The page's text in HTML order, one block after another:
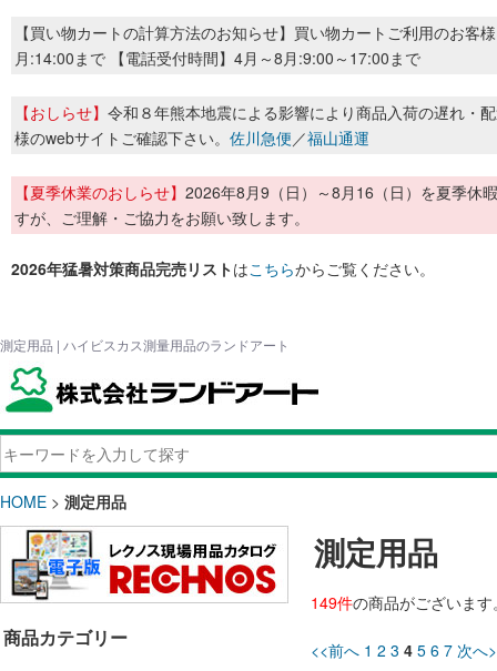
【買い物カートの計算方法のお知らせ】買い物カートご利用のお客
月:14:00まで 【電話受付時間】4月～8月:9:00～17:00まで
【おしらせ】 令和８年熊本地震による影響により商品入荷の遅れ・
様のwebサイトご確認下さい。 佐川急便／福山通運
【夏季休業のおしらせ】 2026年8月9（日）～8月16（日）を夏季休
すが、ご理解・ご協力をお願い致します。
2026年猛暑対策商品完売リストはこちらからご覧ください。
測定用品 | ハイビスカス測量用品のランドアート
HOME > 測定用品
商品カテゴリー
測定用品
149件の商品がございます
<<前へ 1 2 3 4 5 6 7 次へ